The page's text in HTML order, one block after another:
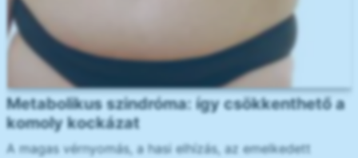
Metabolikus szindróma: így csökkenthető a
komoly kockázat
A magas vérnyomás, a hasi elhízás, az emelkedett